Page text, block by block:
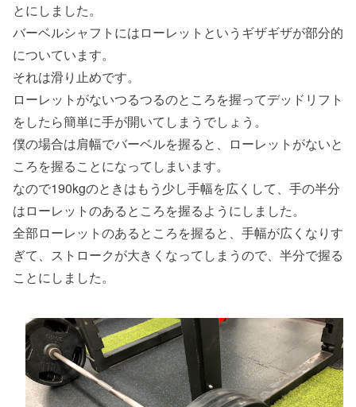
とにしました。
バーベルシャフトにはローレットというギザギザが部分的
についています。
それは滑り止めです。
ローレットがないつるつるのところを握ってデッドリフト
をしたら簡単に手が開いてしまうでしょう。
僕の場合は肩幅でバーベルを握ると、ローレットがないと
ころを握ることになってしまいます。
なので190kgのときはもう少し手幅を広くして、手の半分
はローレットのあるところを握るようにしました。
全部ローレットのあるところを握ると、手幅が広くなりす
ぎて、ストロークが大きくなってしまうので、半分で握る
ことにしました。